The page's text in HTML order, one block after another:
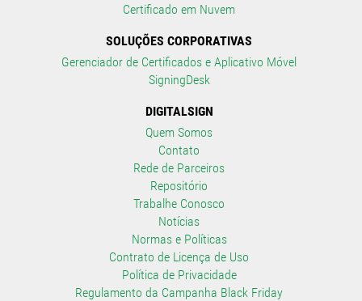
Certificado em Nuvem
SOLUÇÕES CORPORATIVAS
Gerenciador de Certificados e Aplicativo Móvel
SigningDesk
DIGITALSIGN
Quem Somos
Contato
Rede de Parceiros
Repositório
Trabalhe Conosco
Notícias
Normas e Políticas
Contrato de Licença de Uso
Política de Privacidade
Regulamento da Campanha Black Friday